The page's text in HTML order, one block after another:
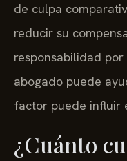
de culpa
reducir su
responsabilidad por
abogado puede
factor puede influir
¿Cuánto